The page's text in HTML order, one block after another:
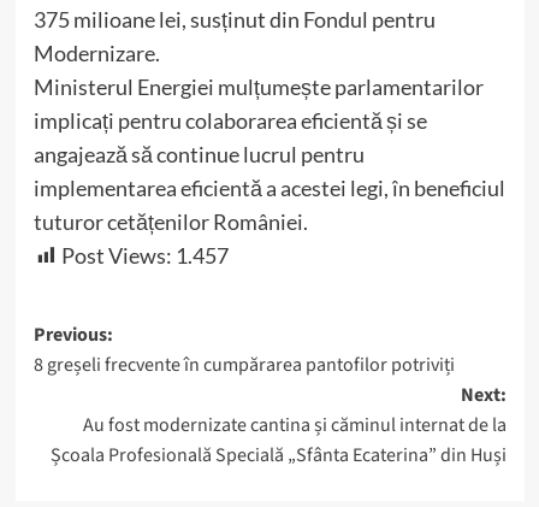
375 milioane lei, susținut din Fondul pentru
Modernizare.
Ministerul Energiei mulțumește parlamentarilor
implicați pentru colaborarea eficientă și se
angajează să continue lucrul pentru
implementarea eficientă a acestei legi, în beneficiul
tuturor cetățenilor României.
Post Views: 1.457
Post
navigation
Previous:
8 greșeli frecvente în cumpărarea pantofilor potriviți
Next:
Au fost modernizate cantina și căminul internat de la
Școala Profesională Specială „Sfânta Ecaterina” din Huși